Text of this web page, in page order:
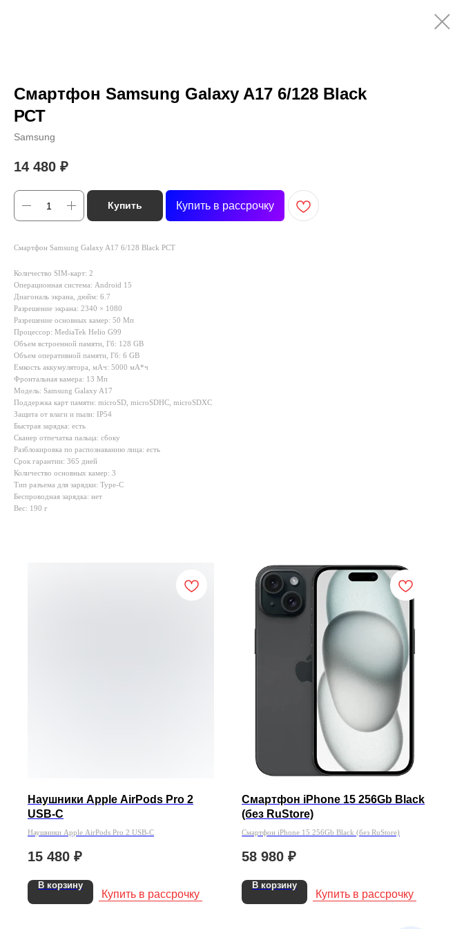
Смартфон Samsung Galaxy A17 6/128 Black
РСТ
Samsung
14 480 ₽
Купить Купить в рассрочку
Смартфон Samsung Galaxy A17 6/128 Black РСТ
Количество SIM-карт: 2
Операционная система: Android 15
Диагональ экрана, дюйм: 6.7
Разрешение экрана: 2340 × 1080
Разрешение основных камер: 50 Мп
Процессор: MediaTek Helio G99
Объем встроенной памяти, Гб: 128 GB
Объем оперативной памяти, Гб: 6 GB
Емкость аккумулятора, мАч: 5000 мА*ч
Фронтальная камера: 13 Мп
Модель: Samsung Galaxy A17
Поддержка карт памяти: microSD, microSDHC, microSDXC
Защита от влаги и пыли: IP54
Быстрая зарядка: есть
Сканер отпечатка пальца: сбоку
Разблокировка по распознаванию лица: есть
Срок гарантии: 365 дней
Количество основных камер: 3
Тип разъема для зарядки: Type-C
Беспроводная зарядка: нет
Вес: 190 г
Наушники Apple AirPods Pro 2
USB-C
Наушники Apple AirPods Pro 2 USB-C
15 480 ₽
В корзину
Купить в рассрочку
Смартфон iPhone 15 256Gb Black
(без RuStore)
Смартфон iPhone 15 256Gb Black (без RuStore)
58 980 ₽
В корзину
Купить в рассрочку